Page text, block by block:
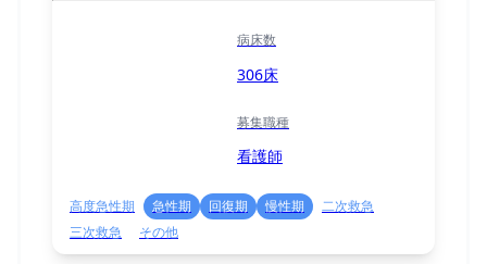
病床数
306床
募集職種
看護師
高度急性期 急性期 回復期 慢性期
二次救急
三次救急
その他